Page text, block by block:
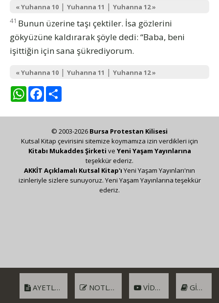
« Yuhanna 10 | Yuhanna 11 | Yuhanna 12 »
41 Bunun üzerine taşı çektiler. İsa gözlerini
gökyüzüne kaldırarak şöyle dedi: “Baba, beni
işittiğin için sana şükrediyorum.
« Yuhanna 10 | Yuhanna 11 | Yuhanna 12 »
WhatsAppFacebook
AYETLER NOTLAR VIDEO GIRIŞ
© 2003-2026 Bursa Protestan Kilisesi
Kutsal Kitap çevirisini sitemize koymamıza izin verdikleri için
Kitabı Mukaddes Şirketi ve Yeni Yaşam Yayınlarına
teşekkür ederiz.
AKKİT Açıklamalı Kutsal Kitap'ı Yeni Yaşam Yayınları'nın
izinleriyle sizlere sunuyoruz. Yeni Yaşam Yayınlarına teşekkür
ederiz.